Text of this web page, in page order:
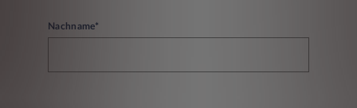
Nachname*